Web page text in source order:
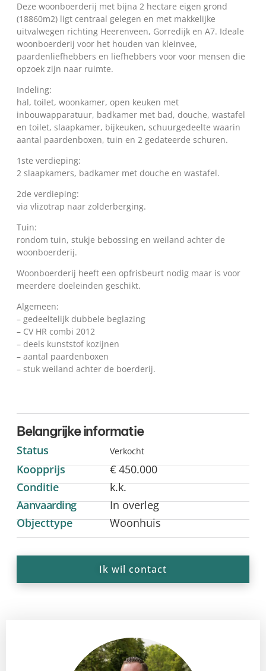
Deze woonboerderij met bijna 2 hectare eigen grond
(18860m2) ligt centraal gelegen en met makkelijke
uitvalwegen richting Heerenveen, Gorredijk en A7. Ideale
woonboerderij voor het houden van kleinvee,
paardenliefhebbers en liefhebbers voor voor mensen die
opzoek zijn naar ruimte.
Indeling:
hal, toilet, woonkamer, open keuken met
inbouwapparatuur, badkamer met bad, douche, wastafel
en toilet, slaapkamer, bijkeuken, schuurgedeelte waarin
aantal paardenboxen, tuin en 2 gedateerde schuren.
1ste verdieping:
2 slaapkamers, badkamer met douche en wastafel.
2de verdieping:
via vlizotrap naar zolderberging.
Tuin:
rondom tuin, stukje bebossing en weiland achter de
woonboerderij.
Woonboerderij heeft een opfrisbeurt nodig maar is voor
meerdere doeleinden geschikt.
Algemeen:
– gedeeltelijk dubbele beglazing
– CV HR combi 2012
– deels kunststof kozijnen
– aantal paardenboxen
– stuk weiland achter de boerderij.
Belangrijke informatie
Status Verkocht
Koopprijs
€ 450.000
Conditie
k.k.
Aanvaarding
In overleg
Objecttype
Woonhuis
Ik wil contact